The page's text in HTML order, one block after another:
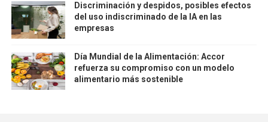
Discriminación y despidos, posibles efectos
del uso indiscriminado de la IA en las
empresas
Día Mundial de la Alimentación: Accor
refuerza su compromiso con un modelo
alimentario más sostenible